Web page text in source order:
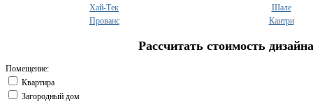
Хай-Тек
Шале
Прованс
Кантри
Рассчитать стоимость
Помещение:
Квартира
Загородный дом